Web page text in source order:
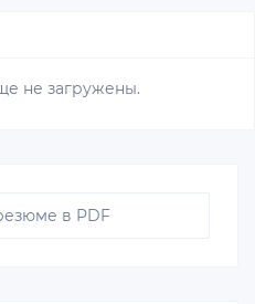
не загружены.
в PDF